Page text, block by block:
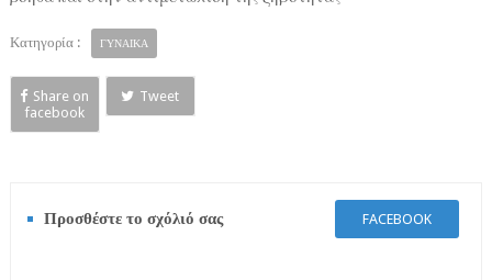
Κατηγορία : ΓΥΝΑΙΚΑ
Share on
facebook
Tweet
Προσθέστε το σχόλιό σας FACEBOOK